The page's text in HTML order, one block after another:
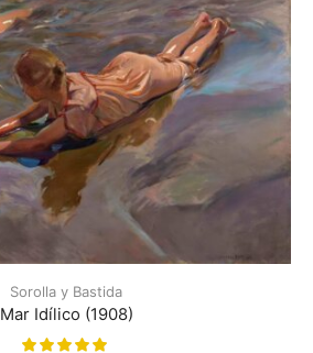
Sorolla y Bastida
Mar Idílico (1908)